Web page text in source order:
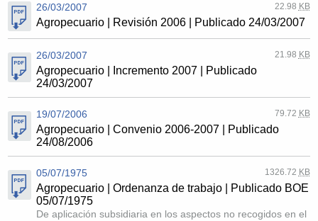
26/03/2007 22.98 KB
Agropecuario | Revisión 2006 | Publicado 24/03/2007
26/03/2007 21.98 KB
Agropecuario | Incremento 2007 | Publicado
24/03/2007
19/07/2006 79.72 KB
Agropecuario | Convenio 2006-2007 | Publicado
24/08/2006
05/07/1975 1326.72 KB
Agropecuario | Ordenanza de trabajo | Publicado BOE
05/07/1975
De aplicación subsidiaria en los aspectos no recogidos en el